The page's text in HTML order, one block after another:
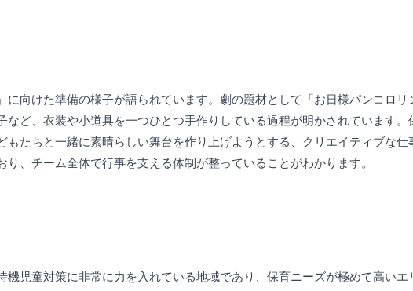
向けた準備の様子が語られています。劇の題材として「お日様パンコロ
ど、衣装や小道具を一つひとつ手作りしている過程が明かされています
たちと一緒に素晴らしい舞台を作り上げようとする、クリエイティブな仕
、チーム全体で行事を支える体制が整っていることがわかります。
児童対策に非常に力を入れている地域であり、保育ニーズが極めて高いエ